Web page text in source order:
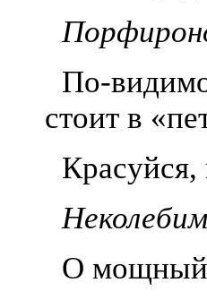
По-
стоит в
Красуйся,
О мощный